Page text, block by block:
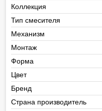
Коллекция
Тип смесителя
Механизм
Монтаж
Форма
Цвет
Бренд
Страна производитель